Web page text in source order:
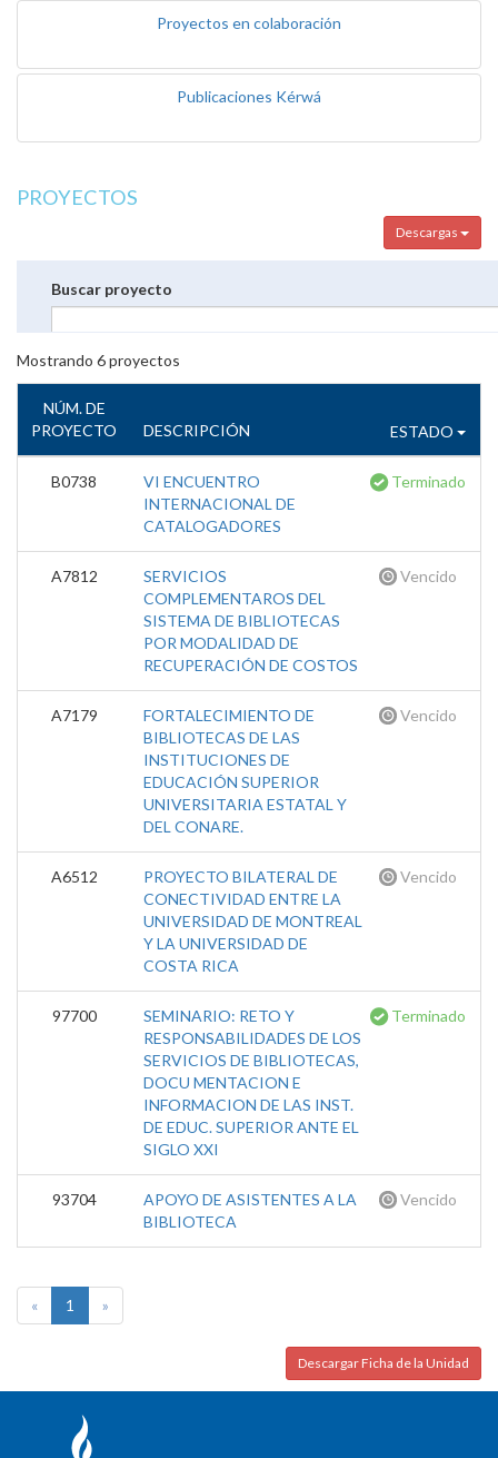
Proyectos en colaboración
Publicaciones Kérwá
PROYECTOS
Descargas
Buscar proyecto
Mostrando 6proyectos
NÚM. DE
PROYECTO
DESCRIPCIÓN ESTADO
B0738
VI ENCUENTRO
INTERNACIONAL DE
CATALOGADORES
Terminado
A7812
SERVICIOS
COMPLEMENTAROS DEL
SISTEMA DE BIBLIOTECAS
POR MODALIDAD DE
RECUPERACIÓN DE COSTOS
Vencido
A7179
FORTALECIMIENTO DE
BIBLIOTECAS DE LAS
INSTITUCIONES DE
EDUCACIÓN SUPERIOR
UNIVERSITARIA ESTATAL Y
DEL CONARE.
Vencido
A6512
PROYECTO BILATERAL DE
CONECTIVIDAD ENTRE LA
UNIVERSIDAD DE MONTREAL
Y LA UNIVERSIDAD DE
COSTA RICA
Vencido
97700
SEMINARIO: RETO Y
RESPONSABILIDADES DE LOS
SERVICIOS DE BIBLIOTECAS,
DOCU MENTACION E
INFORMACION DE LAS INST.
DE EDUC. SUPERIOR ANTE EL
SIGLO XXI
Terminado
93704
APOYO DE ASISTENTES A LA
BIBLIOTECA
Vencido
« 1 »
Descargar Ficha de la Unidad